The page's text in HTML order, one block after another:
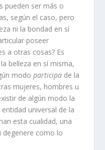
pueden ser más o
según el caso, pero
ni la bondad en sí
poseer
a otras cosas? Es
belleza en sí misma,
modoparticipa de la
mujeres, hombres u
de algún modo la
universal de la
esta cualidad, una
degenere como lo